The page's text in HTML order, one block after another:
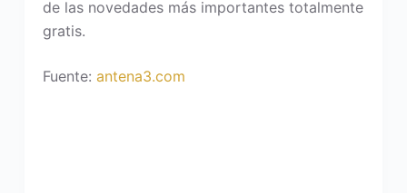
de las novedades más importantes totalmente
gratis.
Fuente: antena3.com